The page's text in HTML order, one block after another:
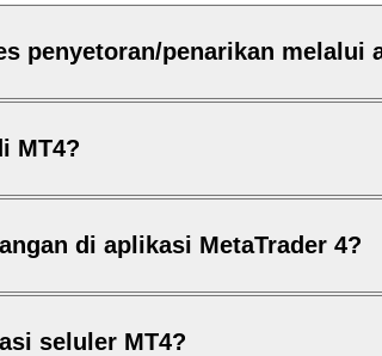
penyetoran/penarikan melalui
MT4?
di aplikasi MetaTrader 4?
seluler MT4?